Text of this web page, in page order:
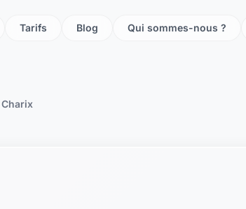
Tarifs Blog Qui sommes-nous ?
Charix